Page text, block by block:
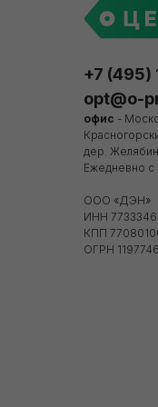
+7 (495)
opt@o-
офис -
дер.
Ежедневно
ООО «ДЭН»
ИНН
КПП
ОГРН